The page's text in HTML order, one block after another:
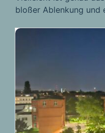
bloßer Ablenkung und